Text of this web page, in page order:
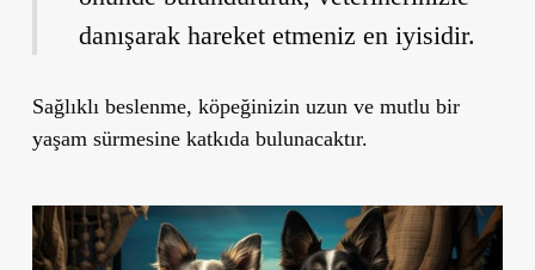
danışarak hareket etmeniz en iyisidir.
Sağlıklı beslenme, köpeğinizin uzun ve mutlu bir
yaşam sürmesine katkıda bulunacaktır.